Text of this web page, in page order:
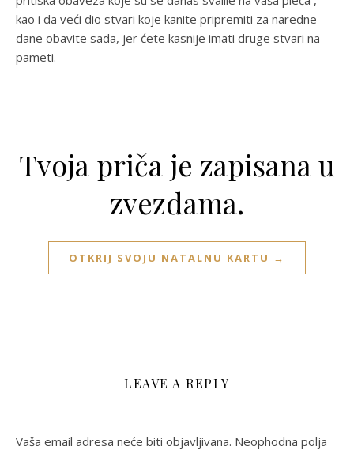
kao i da veći dio stvari koje kanite pripremiti za naredne
dane obavite sada, jer ćete kasnije imati druge stvari na
pameti.
Tvoja priča je zapisana u
zvezdama.
OTKRIJ SVOJU NATALNU KARTU →
LEAVE A REPLY
Vaša email adresa neće biti objavljivana. Neophodna polja